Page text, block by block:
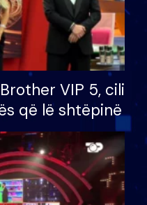
VIP 5, cili
që lë shtëpinë